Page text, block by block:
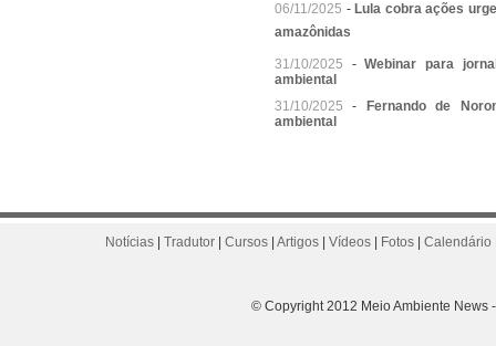
06/11/2025 - Lula cobra ações
amazônidas
31/10/2025 -Webinar para
ambiental
31/10/2025 -
Fernando de
ambiental
Notícias Tradutor Cursos Artigos Vídeos Fotos Calendário
© Copyright 2012 Meio Ambiente News